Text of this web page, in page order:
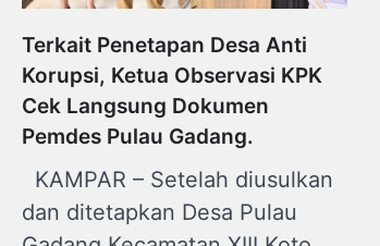
Terkait Penetapan Desa Anti
Korupsi, Ketua Observasi KPK
Cek Langsung Dokumen
Pemdes Pulau Gadang.
KAMPAR – Setelah diusulkan
dan ditetapkan Desa Pulau